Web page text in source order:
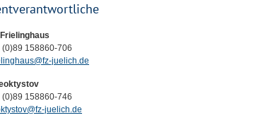
(0)89 158860-706
juelich.de
(0)89 158860-746
juelich.de